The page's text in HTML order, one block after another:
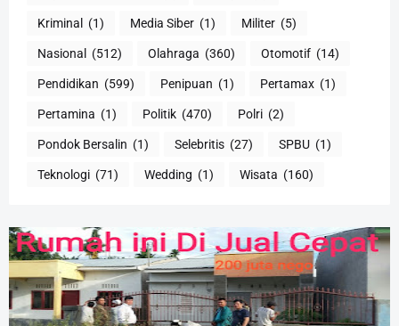
Kriminal (1) Media Siber (1) Militer (5)
Nasional (512) Olahraga (360) Otomotif (14)
Pendidikan (599) Penipuan (1) Pertamax (1)
Pertamina (1) Politik (470) Polri (2)
Pondok Bersalin (1) Selebritis (27) SPBU (1)
Teknologi (71) Wedding (1) Wisata (160)